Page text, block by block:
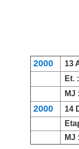
2000 13
Et. :
MJ :
2000
14
MJ :